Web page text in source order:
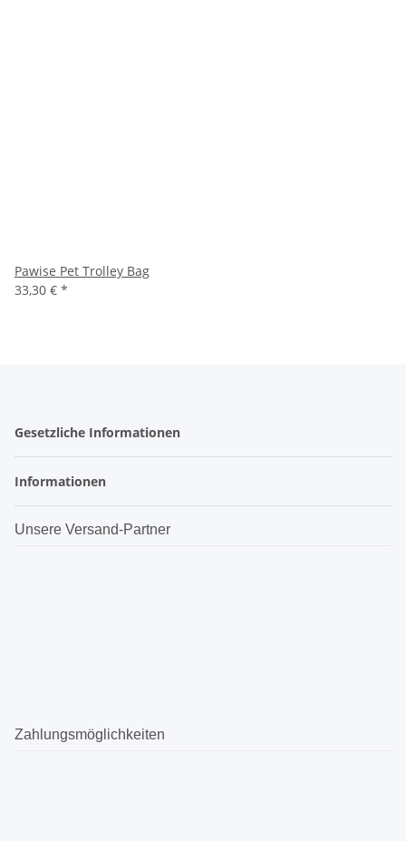
Pawise Pet Trolley Bag
33,30 € *
Gesetzliche Informationen
Informationen
Unsere Versand-Partner
Zahlungsmöglichkeiten